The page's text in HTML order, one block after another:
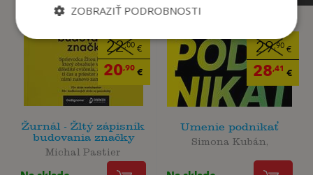
22,00 €
20,90 €
Žurnál - Žltý zápisník
budovania značky
Michal Pastier
29,90€
28,41 €
Umenie podnikať
Simona Kubán,
ZOBRAZIŤ PODROBNOSTI